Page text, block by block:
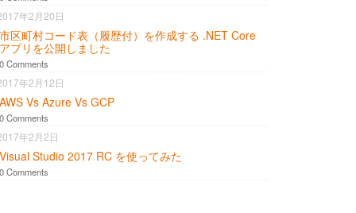
年2月20日
市区町村コード表（履歴付）を作成する .NET Core
アプリを公開しました
0 Comments
年2月12日
AWS Vs Azure Vs GCP
0 Comments
年2月2日
Visual Studio 2017 RC を使ってみた
0 Comments